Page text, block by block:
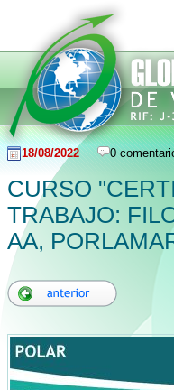
18/08/2022 0
CURSO
TRABAJO:
AA,